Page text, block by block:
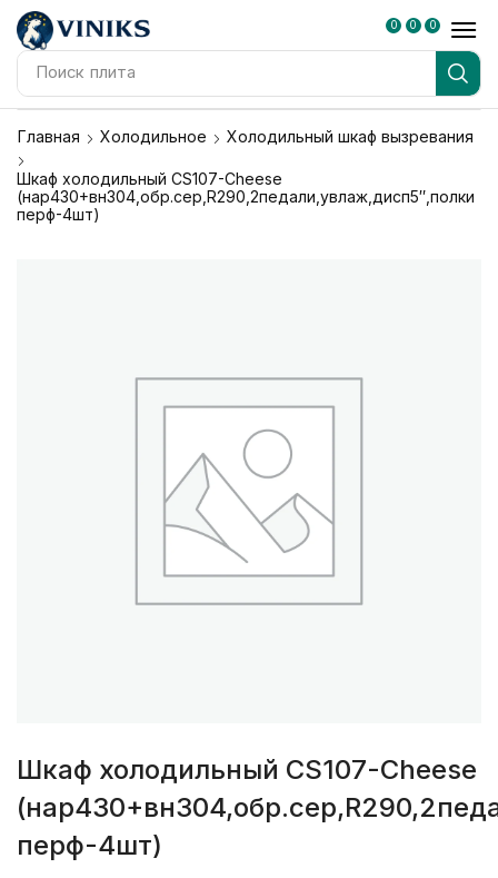
Поиск плита
0 0 0
Главная Холодильное Холодильный шкаф вызревания
Шкаф холодильный CS107-Cheese
(нар430+вн304,обр.сер,R290,2педали,увлаж,дисп5″,полки
перф-4шт)
Шкаф холодильный CS107-Cheese
перф-4шт)